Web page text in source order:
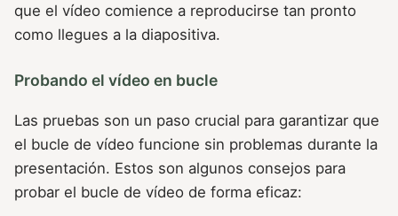
que el vídeo comience a reproducirse tan pronto
como llegues a la diapositiva.
Probando el vídeo en bucle
Las pruebas son un paso crucial para garantizar que
el bucle de vídeo funcione sin problemas durante la
presentación. Estos son algunos consejos para
probar el bucle de vídeo de forma eficaz: